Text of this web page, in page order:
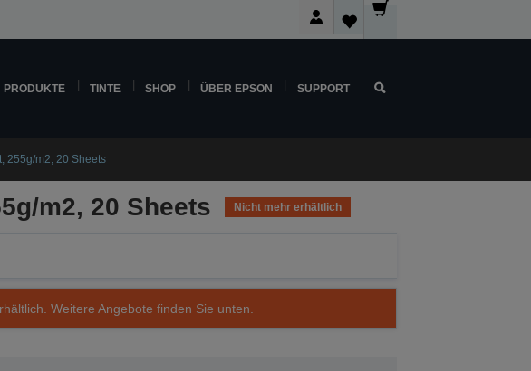
PRODUKTE TINTE SHOP ÜBER EPSON SUPPORT
255g/m2, 20 Sheets
m2, 20 Sheets Nicht mehr erhältlich
Weitere Angebote finden Sie unten.